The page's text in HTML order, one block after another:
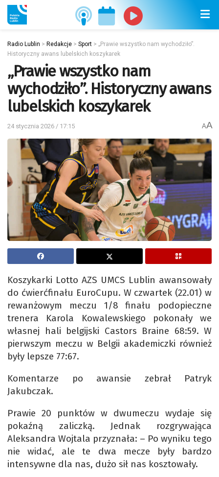
Radio Lublin > Redakcje > Sport > „Prawie wszystko nam wychodziło”.
Historyczny awans lubelskich koszykarek
„Prawie wszystko nam
wychodziło”. Historyczny awans
lubelskich koszykarek
24 stycznia 2026 / 17:15 AA
Koszykarki Lotto AZS UMCS Lublin awansowały
do ćwierćfinału EuroCupu. W czwartek (22.01) w
rewanżowym meczu 1/8 finału podopieczne
trenera Karola Kowalewskiego pokonały we
własnej hali belgijski Castors Braine 68:59. W
pierwszym meczu w Belgii akademiczki również
były lepsze 77:67.
Komentarze po awansie zebrał Patryk
Jakubczak.
Prawie 20 punktów w dwumeczu wydaje się
pokaźną zaliczką. Jednak rozgrywająca
Aleksandra Wojtala przyznała: – Po wyniku tego
nie widać, ale te dwa mecze były bardzo
intensywne dla nas, dużo sił nas kosztowały.